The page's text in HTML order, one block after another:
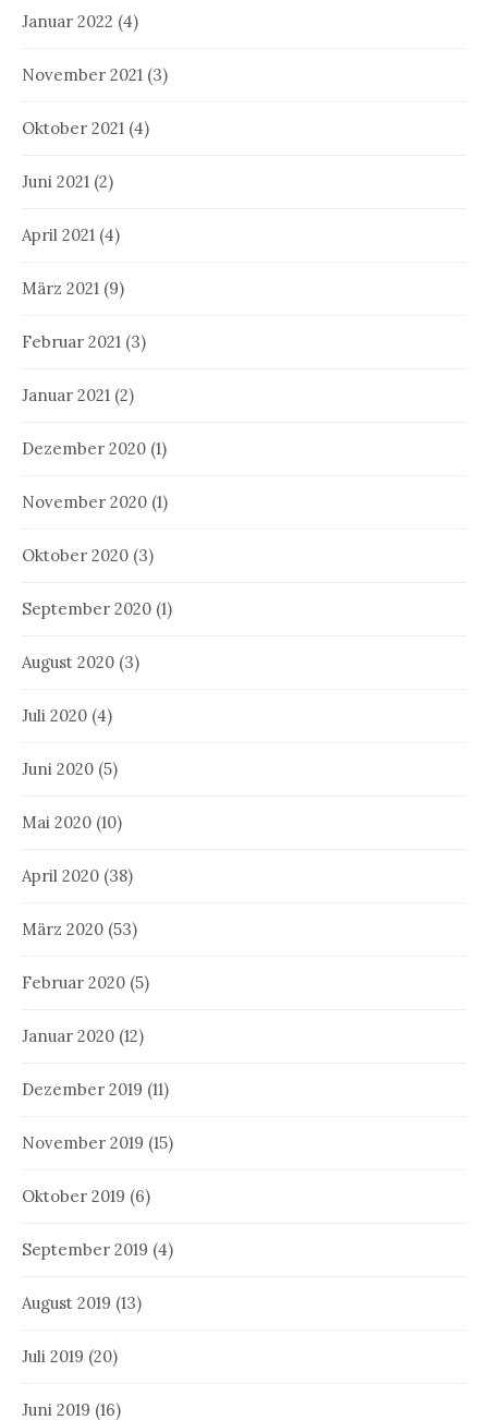
Januar 2022 (4)
November 2021 (3)
Oktober 2021 (4)
Juni 2021 (2)
April 2021 (4)
März 2021 (9)
Februar 2021 (3)
Januar 2021 (2)
Dezember 2020 (1)
November 2020 (1)
Oktober 2020 (3)
September 2020 (1)
August 2020 (3)
Juli 2020 (4)
Juni 2020 (5)
Mai 2020 (10)
April 2020 (38)
März 2020 (53)
Februar 2020 (5)
Januar 2020 (12)
Dezember 2019 (11)
November 2019 (15)
Oktober 2019 (6)
September 2019 (4)
August 2019 (13)
Juli 2019 (20)
Juni 2019 (16)